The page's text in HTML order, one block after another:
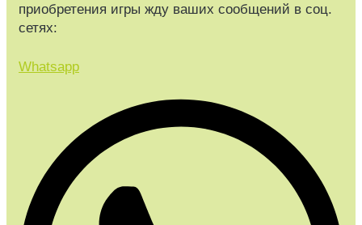
приобретения игры жду ваших сообщений в соц.
сетях:
Whatsapp